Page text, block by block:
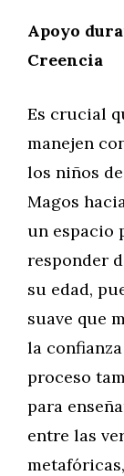
Apoyo
Creencia
Es crucial
manejen
los niños
Magos
un espacio
responder
su edad,
suave que
la
proceso
para
entre las